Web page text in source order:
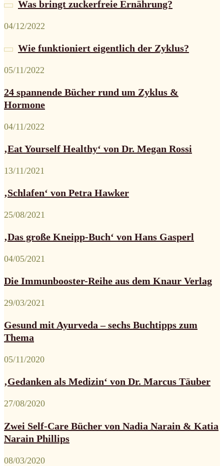
Was bringt zuckerfreie Ernährung?
04/12/2022
Wie funktioniert eigentlich der Zyklus?
05/11/2022
24 spannende Bücher rund um Zyklus &
Hormone
04/11/2022
‚Eat Yourself Healthy‘ von Dr. Megan Rossi
13/11/2021
‚Schlafen‘ von Petra Hawker
25/08/2021
‚Das große Kneipp-Buch‘ von Hans Gasperl
04/05/2021
Die Immunbooster-Reihe aus dem Knaur Verlag
29/03/2021
Gesund mit Ayurveda – sechs Buchtipps zum
Thema
05/11/2020
‚Gedanken als Medizin‘ von Dr. Marcus Täuber
27/08/2020
Zwei Self-Care Bücher von Nadia Narain & Katia
Narain Phillips
08/03/2020